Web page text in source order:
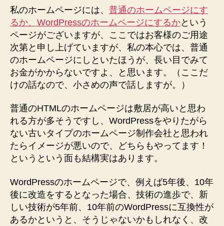
か
な
と
思
ま
す
へ
私のホームページには、 普通のホームページにす
るか、WordPressのホームページにするかという
ページがございますが、ここではお客様のご用途
次第と申し上げていますが、私の本心では、普通
のホームページにしといたほうが、長い目でみて
お金がかからないですよ、と思います。（ここだ
けの話なので、小さめの声で話しますが。）
普通のHTMLのホームページは敷居が高いと思わ
れる方が多そうですし、WordPressをやりたがら
ない古いタイプのホームページ制作会社と思われ
たらイメージが悪いので、どちらもやってます！
というという面も結構実はあります。
WordPressのホームページで、例えば5年後、10年
後に改造をするとなった場合、技術の進歩で、新
しい技術が5年前、10年前のWordPressに互換性が
あるかというと、そうじゃないかもしれなく、改